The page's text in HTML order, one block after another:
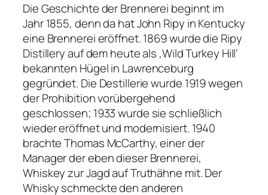
Die Geschichte der Brennerei beginnt im
Jahr 1855, denn da hat John Ripy in Kentucky
eine Brennerei eröffnet. 1869 wurde die Ripy
Distillery auf dem heute als ‚Wild Turkey Hill‘
bekannten Hügel in Lawrenceburg
gegründet. Die Destillerie wurde 1919 wegen
der Prohibition vorübergehend
geschlossen; 1933 wurde sie schließlich
wieder eröffnet und modernisiert. 1940
brachte Thomas McCarthy, einer der
Manager der eben dieser Brennerei,
Whiskey zur Jagd auf Truthähne mit. Der
Whisky schmeckte den anderen